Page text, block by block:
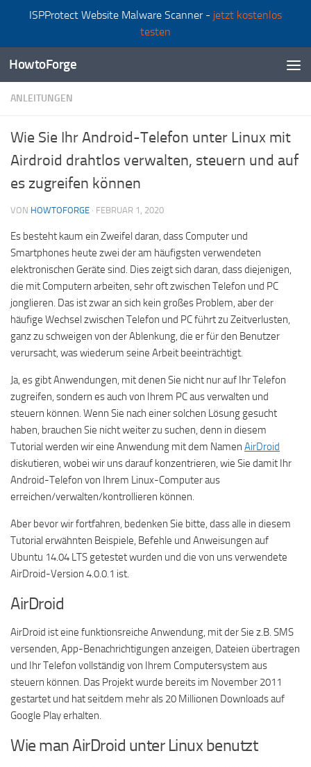
ISPProtect Website Malware Scanner - jetzt kostenlos
testen
Zum Inhalt springen
HowtoForge
ANLEITUNGEN
Wie Sie Ihr Android-Telefon unter Linux mit
Airdroid drahtlos verwalten, steuern und auf
es zugreifen können
VON HOWTOFORGE · FEBRUAR 1, 2020
Es besteht kaum ein Zweifel daran, dass Computer und
Smartphones heute zwei der am häufigsten verwendeten
elektronischen Geräte sind. Dies zeigt sich daran, dass diejenigen,
die mit Computern arbeiten, sehr oft zwischen Telefon und PC
jonglieren. Das ist zwar an sich kein großes Problem, aber der
häufige Wechsel zwischen Telefon und PC führt zu Zeitverlusten,
ganz zu schweigen von der Ablenkung, die er für den Benutzer
verursacht, was wiederum seine Arbeit beeinträchtigt.
Ja, es gibt Anwendungen, mit denen Sie nicht nur auf Ihr Telefon
zugreifen, sondern es auch von Ihrem PC aus verwalten und
steuern können. Wenn Sie nach einer solchen Lösung gesucht
haben, brauchen Sie nicht weiter zu suchen, denn in diesem
Tutorial werden wir eine Anwendung mit dem Namen AirDroid
diskutieren, wobei wir uns darauf konzentrieren, wie Sie damit Ihr
Android-Telefon von Ihrem Linux-Computer aus
erreichen/verwalten/kontrollieren können.
Aber bevor wir fortfahren, bedenken Sie bitte, dass alle in diesem
Tutorial erwähnten Beispiele, Befehle und Anweisungen auf
Ubuntu 14.04 LTS getestet wurden und die von uns verwendete
AirDroid-Version 4.0.0.1 ist.
AirDroid
AirDroid ist eine funktionsreiche Anwendung, mit der Sie z.B. SMS
versenden, App-Benachrichtigungen anzeigen, Dateien übertragen
und Ihr Telefon vollständig von Ihrem Computersystem aus
steuern können. Das Projekt wurde bereits im November 2011
gestartet und hat seitdem mehr als 20 Millionen Downloads auf
Google Play erhalten.
Wie man AirDroid unter Linux benutzt